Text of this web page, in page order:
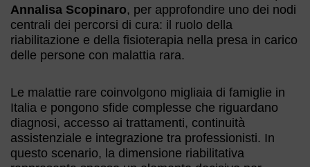
Annalisa Scopinaro, per approfondire uno dei nodi
centrali dei percorsi di cura: il ruolo della
riabilitazione e della fisioterapia nella presa in carico
delle persone con malattia rara.
Le malattie rare coinvolgono migliaia di famiglie in
Italia e pongono sfide complesse che riguardano
diagnosi, accesso ai trattamenti, continuità
assistenziale e integrazione tra professionisti. In
questo scenario, la dimensione riabilitativa